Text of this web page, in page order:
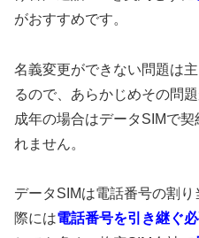
がおすすめです。
名義変更ができない問題は
るので、あらかじめその問
成年の場合はデータSIMで
れません。
データSIMは電話番号の割
際には電話番号を引き継ぐ必